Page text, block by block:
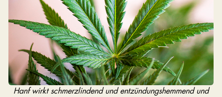
Hanf wirkt schmerzlindend und entzündungshemmend und